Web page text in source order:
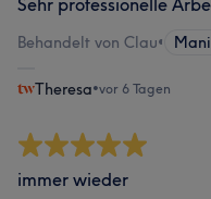
Sehr professionelle
Behandelt von Clau•
Theresa•vor 6 Tagen
immer wieder